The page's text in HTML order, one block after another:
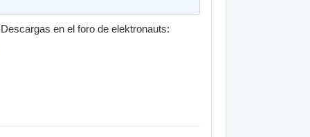
en el foro de elektronauts: